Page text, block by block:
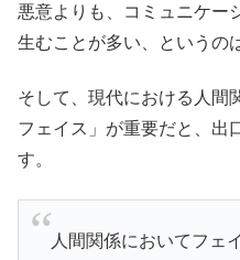
悪意よりも、コミュニケー
生むことが多い、というの
そして、現代における人間
フェイス」が重要だと、出
す。
人間関係においてフェ